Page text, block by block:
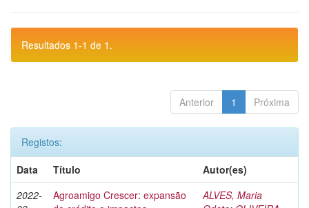
Resultados 1-1 de 1.
Anterior 1 Próxima
Registos:
Data
Título
Autor(es)
2022-
Agroamigo Crescer: expansão
ALVES, Maria